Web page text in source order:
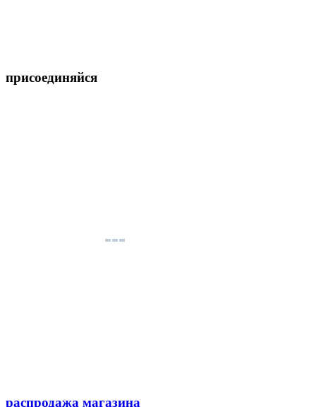
присоединяйся
распродажа магазина